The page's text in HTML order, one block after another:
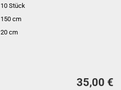
10Stück
150 cm
20 cm
35,00 €